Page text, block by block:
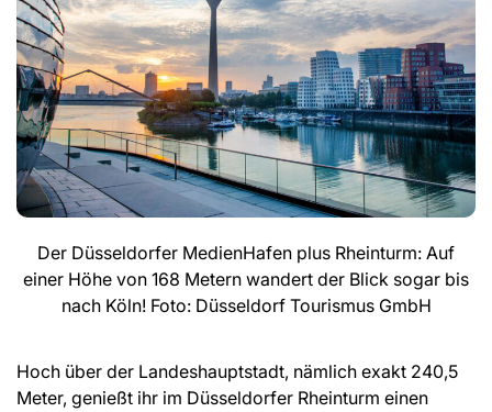
Der Düsseldorfer MedienHafen plus Rheinturm: Auf
einer Höhe von 168 Metern wandert der Blick sogar bis
nach Köln! Foto: Düsseldorf Tourismus GmbH
Hoch über der Landeshauptstadt, nämlich exakt 240,5
Meter, genießt ihr im Düsseldorfer Rheinturm einen